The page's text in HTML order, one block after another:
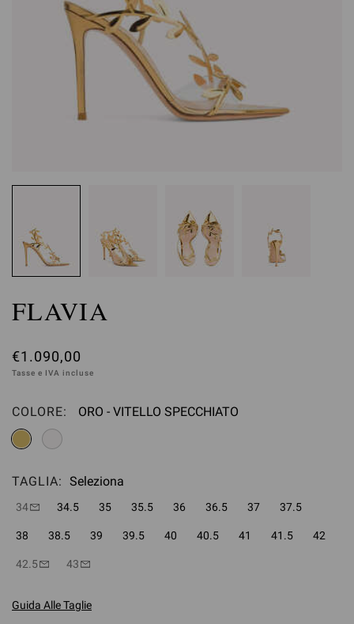
FLAVIA
€1.090,00
Tasse e IVA incluse
COLORE: Seleziona
ORO - VITELLO SPECCHIATO
TAGLIA: Seleziona
34 34.5 35 35.5 36 36.5 37 37.5
38 38.5 39 39.5 40 40.5 41 41.5 42
42.5 43
Guida Alle Taglie